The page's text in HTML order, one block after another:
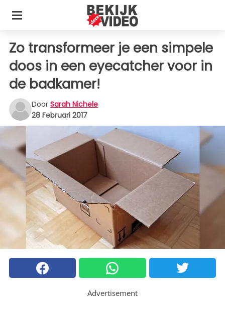
Zo transformeer je een simpele
doos in een eyecatcher voor in
de badkamer!
Door Sarah Nichele
28 Februari 2017
Advertisement